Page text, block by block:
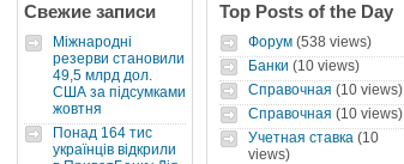
Свежие записи
Міжнародні
резерви становили
49,5 млрд дол.
США за підсумками
жовтня
Понад 164 тис
українців відкрили
Top Posts of the Day
Форум(538 views)
Банки (10 views)
Справочная (10 views)
Справочная (10 views)
Учетная ставка(10
views)